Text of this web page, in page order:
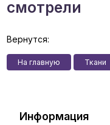
смотрели
Вернутся:
На главную Ткани
Информация